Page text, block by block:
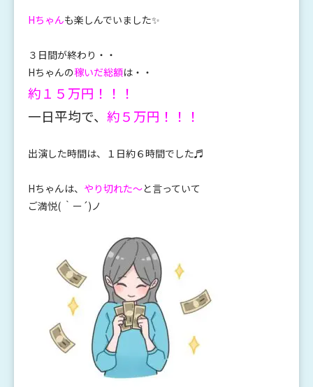
Hちゃんも楽しんでいました✨
３日間が終わり・・
Hちゃんの稼いだ総額は・・
約１５万円！！！
一日平均で、 約５万円！！！
出演した時間は、１日約６時間でした♬
Hちゃんは、 やり切れた～と言っていて
ご満悦( ｀ー´)ノ